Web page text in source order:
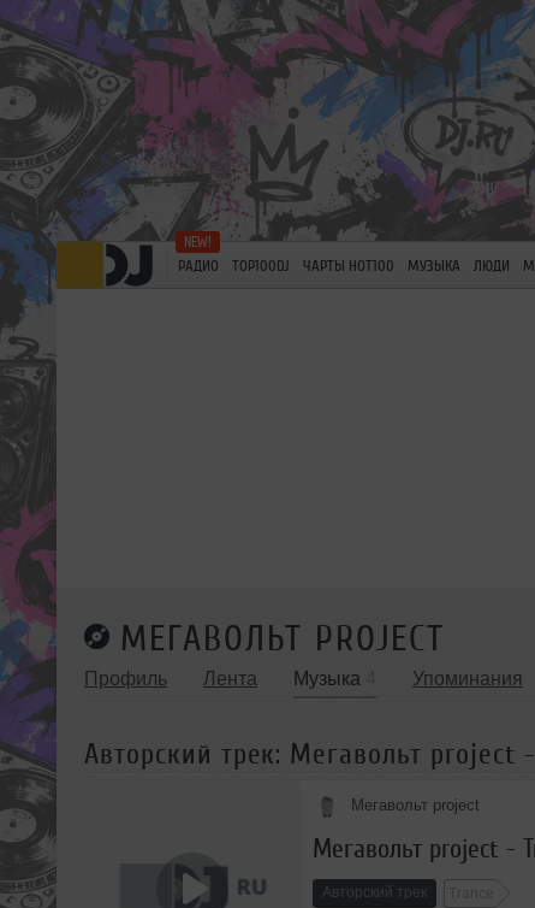
РАДИО TOP100DJ ЧАРТЫ HOT100 МУЗЫКА ЛЮДИ
МЕГАВОЛЬТ PROJECT
Профиль Лента Музыка Упоминания
Авторский трек: Мегавольт project
Мегавольт project
Мегавольт project -
Авторский трек Trance